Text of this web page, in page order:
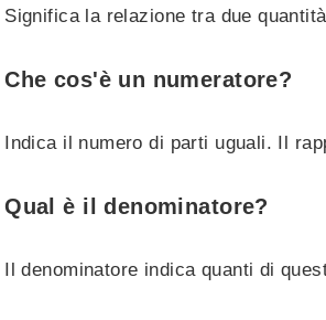
Significa la relazione tra due
Che cos'è un numeratore?
Indica il numero di parti uguali. Il
Qual è il denominatore?
Il denominatore indica quanti di